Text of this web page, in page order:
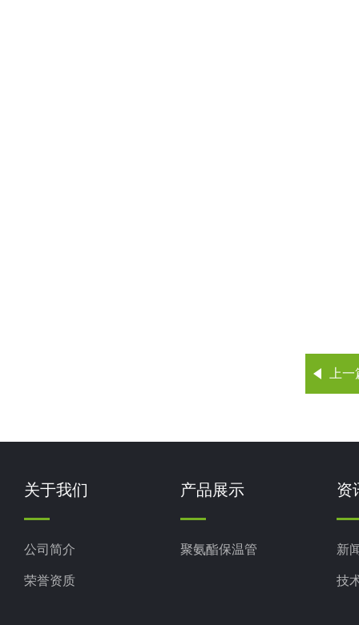
上
关于我们
公司简介
荣誉资质
产品展示
聚氨酯保温管
资
新
技